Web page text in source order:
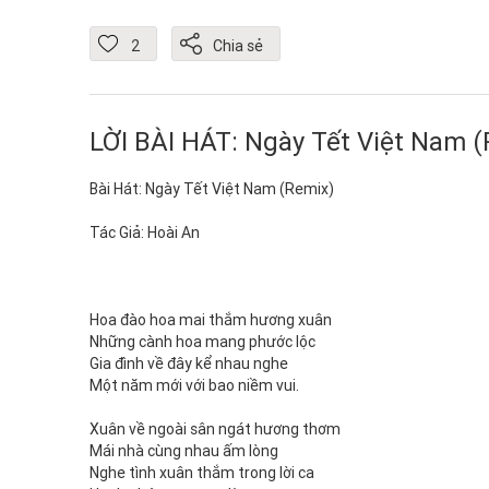
2 Chia sẻ
LỜI BÀI HÁT: Ngày Tết Việt Nam
Bài Hát: Ngày Tết Việt Nam (Remix)
Tác Giả: Hoài An
Hoa đào hoa mai thắm hương xuân
Những cành hoa mang phước lộc
Gia đình về đây kể nhau nghe
Một năm mới với bao niềm vui.
Xuân về ngoài sân ngát hương thơm
Mái nhà cùng nhau ấm lòng
Nghe tình xuân thắm trong lời ca